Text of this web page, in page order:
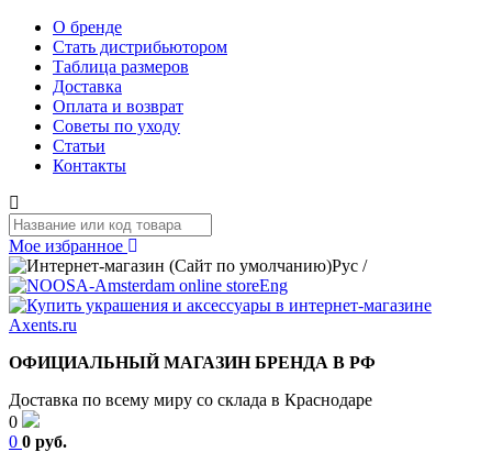
О бренде
Стать дистрибьютором
Таблица размеров
Доставка
Оплата и возврат
Советы по уходу
Статьи
Контакты
Мое избранное
Рус /
Eng
ОФИЦИАЛЬНЫЙ МАГАЗИН БРЕНДА В РФ
Доставка по всему миру со склада в Краснодаре
0
0 0 руб.